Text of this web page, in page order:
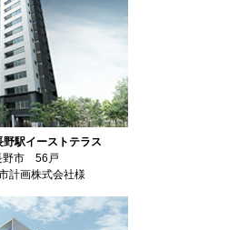
野駅イーストテラス
野市 56戸
計画株式会社様